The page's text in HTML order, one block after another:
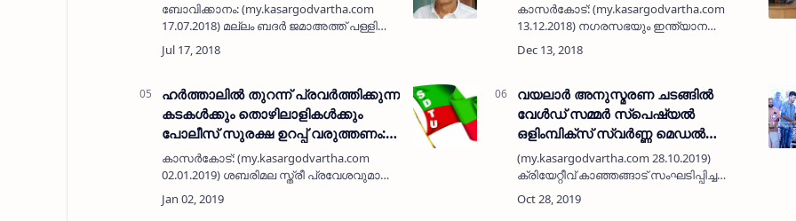
ബോവിക്കാനം: (my.kasargodvartha.com
17.07.2018) മല്ലം ബദര്‍ ജമാഅത്ത് പള്ളി
പുതിയ കമ്മിറ്റി നിലവില്‍ വന്നു. ഹാഷിം
കൊടവഞ്ചിയെ പ്രസിഡന്റായും, മുഹമ്മദ്
കാസര്‍കോട്: (my.kasargodvartha.com
13.12.2018) നഗരസഭയും ഇന്ത്യാന
ഹോസ്പിറ്റല്‍ ആന്‍ഡ് ഹാര്‍ട്ട്
ഇന്‍സ്റ്റിറ്റിയൂഷന്‍ മംഗളൂരുവും
പരിശോധനയും …
ഹര്‍ത്താലില്‍ തുറന്ന് പ്രവര്‍ത്തിക്കുന്ന
കടകള്‍ക്കും തൊഴിലാളികള്‍ക്കും
പോലീസ് സുരക്ഷ ഉറപ്പ് വരുത്തണം:
എസ് ഡി ടി യു
കാസര്‍കോട്: (my.kasargodvartha.com
02.01.2019) ശബരിമല സ്ത്രീ പ്രവേശവുമായി
ബന്ധപ്പെട്ട് ശബരിമല സംരക്ഷണ സമിതി
ആഹ്വാനം ചെയ്ത വ്യാഴാഴ്ചത്തെ
വയലാര്‍ അനുസ്മരണ ചടങ്ങില്‍
വേള്‍ഡ് സമ്മര്‍ സ്‌പെഷ്യല്‍
ഒളിംമ്പിക്‌സ് സ്വര്‍ണ്ണ മെഡല്‍
ജേതാവ് ഫര്‍സീനിനെ ആദരിച്ചു
(my.kasargodvartha.com 28.10.2019)
ക്രിയേറ്റീവ് കാഞ്ഞങ്ങാട് സംഘടിപ്പിച്ച
വയലാര്‍ രാമവര്‍മ്മ അനുസ്മരണ ചടങ്ങില്‍
വെച്ച് വേള്‍ഡ് സമ്മര്‍ സ്‌പെഷ്യല്‍